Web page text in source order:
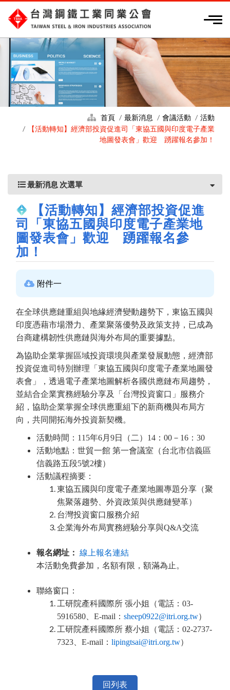
首頁 最新消息 會議活動
活動
【活動轉知】經濟部投資促進司「東協五國與印度電子產業
地圖發表會」歡迎 踴躍報名參加！
最新消息 次選單
【活動轉知】經濟部投資促進
司「東協五國與印度電子產業地
圖發表會」歡迎 踴躍報名參
加！
附件一
在全球供應鏈重組與地緣經濟變動趨勢下，東協五國與
印度憑藉市場潛力、產業聚落優勢及政策支持，已成為
台商建構韌性供應鏈與海外布局的重要據點。
為協助企業掌握區域投資環境與產業發展動態，經濟部
投資促進司特別辦理「東協五國與印度電子產業地圖發
表會」，透過電子產業地圖解析各國供應鏈布局趨勢，
並結合企業實務經驗分享及「台灣投資窗口」服務介
紹，協助企業掌握全球供應重組下的新商機與布局方
向，共同開拓海外投資新契機。
活動時間：115年6月9日（二）14：00－16：30
活動地點：世貿一館 第一會議室（台北市信義區
信義路五段5號2樓）
活動議程摘要：
東協五國與印度電子產業地圖專題分享（聚
焦聚落趨勢、外資政策與供應鏈變革）
台灣投資窗口服務介紹
企業海外布局實務經驗分享與Q&A交流
報名網址： 線上報名連結
本活動免費參加，名額有限，額滿為止。
聯絡窗口：
工研院產科國際所 張小姐（電話：03-
5916580、E-mail： sheep0922@itri.org.tw）
工研院產科國際所 蔡小姐（電話：02-2737-
7323、E-mail： lipingtsai@itri.org.tw）
回列表